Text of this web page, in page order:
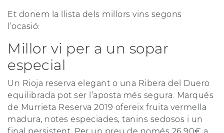
Et donem la llista dels millors vins segons
l’ocasió:
Millor vi per a un sopar
especial
Un Rioja reserva elegant o una Ribera del Duero
equilibrada pot ser l’aposta més segura. Marqués
de Murrieta Reserva 2019 ofereix fruita vermella
madura, notes especiades, tanins sedosos i un